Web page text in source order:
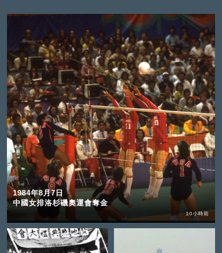
1984年8月7日
中國女排洛杉磯奧運會奪金
10小時前